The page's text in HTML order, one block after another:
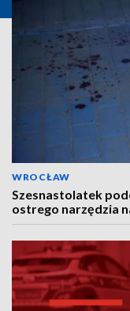
WROCŁAW
Szesnastolatek
ostrego narzędzia